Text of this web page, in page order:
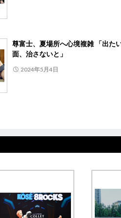
尊富士、夏場所へ心境複雑 「出た
面、治さないと」
2024年5月4日